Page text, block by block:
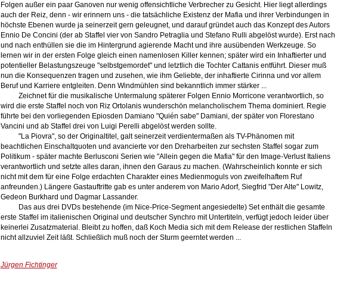
Folgen außer ein paar Ganoven nur wenig offensichtliche Verbrecher zu Gesicht. Hier liegt allerdings
auch der Reiz, denn - wir erinnern uns - die tatsächliche Existenz der Mafia und ihrer Verbindungen in
höchste Ebenen wurde ja seinerzeit gern geleugnet, und darauf gründet auch das Konzept des Autors
Ennio De Concini (der ab Staffel vier von Sandro Petraglia und Stefano Rulli abgelöst wurde). Erst nach
und nach enthüllen sie die im Hintergrund agierende Macht und ihre ausübenden Werkzeuge. So
lernen wir in der ersten Folge gleich einen namenlosen Killer kennen; später wird ein Inhaftierter und
potentieller Belastungszeuge "selbstgemordet" und letztlich die Tochter Cattanis entführt. Dieser muß
nun die Konsequenzen tragen und zusehen, wie ihm Geliebte, der inhaftierte Cirinna und vor allem
Beruf und Karriere entgleiten. Denn Windmühlen sind bekanntlich immer stärker ...
Zeichnet für die musikalische Untermalung späterer Folgen Ennio Morricone verantwortlich, so
wird die erste Staffel noch von Riz Ortolanis wunderschön melancholischem Thema dominiert. Regie
führte bei den vorliegenden Epiosden Damiano "Quién sabe" Damiani, der später von Florestano
Vancini und ab Staffel drei von Luigi Perelli abgelöst werden sollte.
"La Piovra", so der Originaltitel, galt seinerzeit verdientermaßen als TV-Phänomen mit
beachtlichen Einschaltquoten und avancierte vor den Dreharbeiten zur sechsten Staffel sogar zum
Politikum - später machte Berlusconi Serien wie "Allein gegen die Mafia" für den Image-Verlust Italiens
verantwortlich und setzte alles daran, ihnen den Garaus zu machen. (Wahrscheinlich konnte er sich
nicht mit dem für eine Folge erdachten Charakter eines Medienmoguls von zweifelhaftem Ruf
anfreunden.) Längere Gastauftritte gab es unter anderem von Mario Adorf, Siegfrid "Der Alte" Lowitz,
Gedeon Burkhard und Dagmar Lassander.
Das aus drei DVDs bestehende (im Nice-Price-Segment angesiedelte) Set enthält die gesamte
erste Staffel im italienischen Original und deutscher Synchro mit Untertiteln, verfügt jedoch leider über
keinerlei Zusatzmaterial. Bleibt zu hoffen, daß Koch Media sich mit dem Release der restlichen Staffeln
nicht allzuviel Zeit läßt. Schließlich muß noch der Sturm geerntet werden ...
Jürgen Fichtinger